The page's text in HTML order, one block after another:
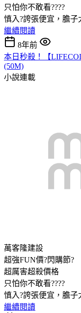
只怕你不敢看????
慎入?誇張便宜，膽子
繼續閱讀
8年前
本日秒殺！【
(50M)
小說連載
萬客隆建設
超強FUN價?閃購節?
超厲害超殺價格
只怕你不敢看????
慎入?誇張便宜，膽子
繼續閱讀